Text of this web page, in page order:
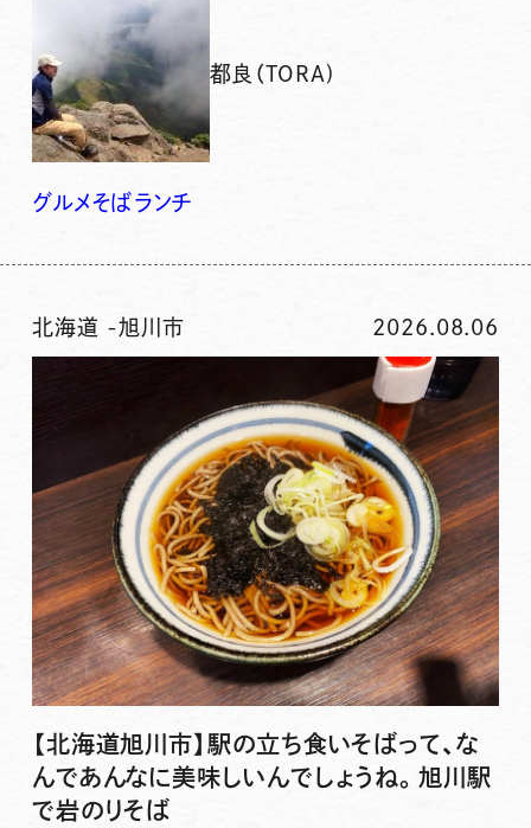
都良（TORA)
グルメそばランチ
北海道 -旭川市 2026.08.06
【北海道旭川市】駅の立ち食いそばって、な
んであんなに美味しいんでしょうね。旭川駅
で岩のりそば